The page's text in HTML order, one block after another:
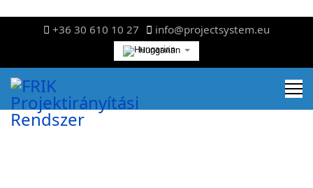
+36 30 610 10 27 info@projectsystem.eu
Hungarian